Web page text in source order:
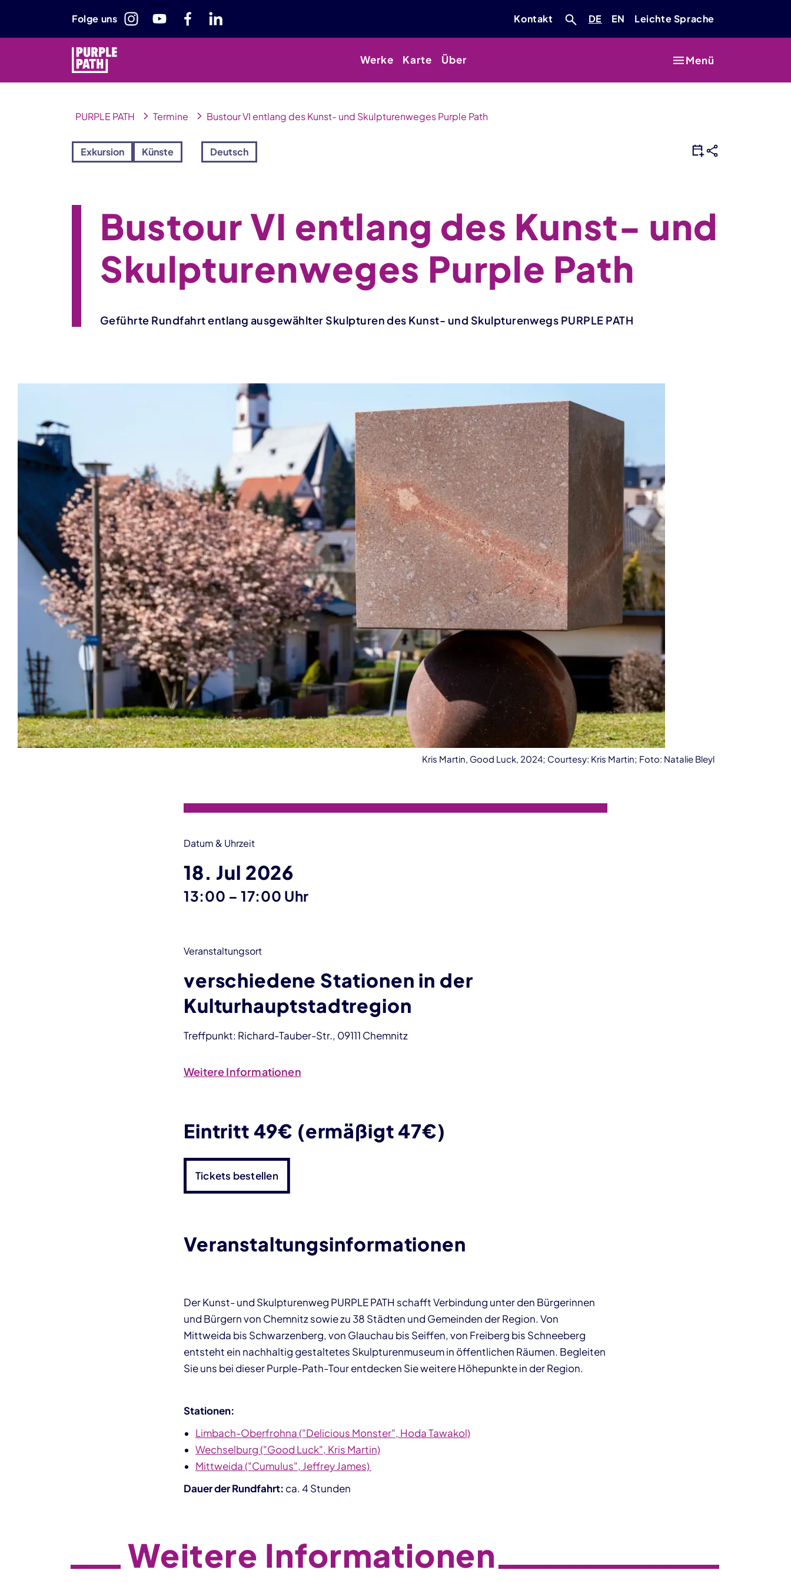
Folge uns Kontakt Deutsch
DE Englisch
EN Leichte Sprache
Werke Karte Über Menü
PURPLE PATH Termine Bustour VI entlang des Kunst- und Skulpturenweges Purple Path
Exkursion Künste Deutsch
Bustour VI entlang des Kunst- und
Skulpturenweges Purple Path
Geführte Rundfahrt entlang ausgewählter Skulpturen des Kunst- und Skulpturenwegs PURPLE PATH
Kris Martin, Good Luck, 2024; Courtesy: Kris Martin; Foto: Natalie Bleyl
Datum & Uhrzeit
18. Jul 2026
13:00 – bis
17:00 Uhr
Veranstaltungsort
verschiedene Stationen in der
Kulturhauptstadtregion
Treffpunkt: Richard-Tauber-Str., 09111 Chemnitz
Weitere Informationen
Eintritt 49€ (ermäßigt 47€)
Tickets bestellen
Veranstaltungsinformationen
Der Kunst- und Skulpturenweg PURPLE PATH schafft Verbindung unter den Bürgerinnen
und Bürgern von Chemnitz sowie zu 38 Städten und Gemeinden der Region. Von
Mittweida bis Schwarzenberg, von Glauchau bis Seiffen, von Freiberg bis Schneeberg
entsteht ein nachhaltig gestaltetes Skulpturenmuseum in öffentlichen Räumen. Begleiten
Sie uns bei dieser Purple-Path-Tour entdecken Sie weitere Höhepunkte in der Region.
Stationen:
Limbach-Oberfrohna ("Delicious Monster", Hoda Tawakol)
Wechselburg ("Good Luck", Kris Martin)
Mittweida ("Cumulus", Jeffrey James)
Dauer der Rundfahrt: ca. 4 Stunden
Weitere Informationen